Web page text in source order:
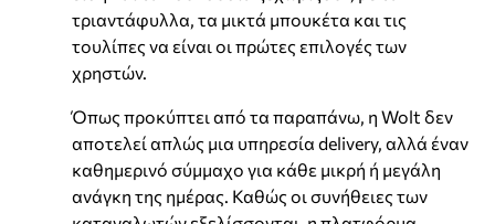
τριαντάφυλλα, τα μικτά μπουκέτα και τις
τουλίπες να είναι οι πρώτες επιλογές των
χρηστών.
Όπως προκύπτει από τα παραπάνω, η Wolt δεν
αποτελεί απλώς μια υπηρεσία delivery, αλλά έναν
καθημερινό σύμμαχο για κάθε μικρή ή μεγάλη
ανάγκη της ημέρας. Καθώς οι συνήθειες των